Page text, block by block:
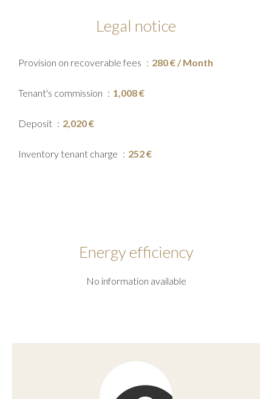
Legal notice
Provision on recoverable fees 280 € / Month
Tenant's commission 1,008 €
Deposit 2,020 €
Inventory tenant charge 252 €
Energy efficiency
No information available